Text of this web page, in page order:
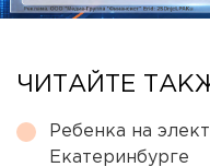
ЧИТАЙТЕ
Ребенка на
Екатеринбурге